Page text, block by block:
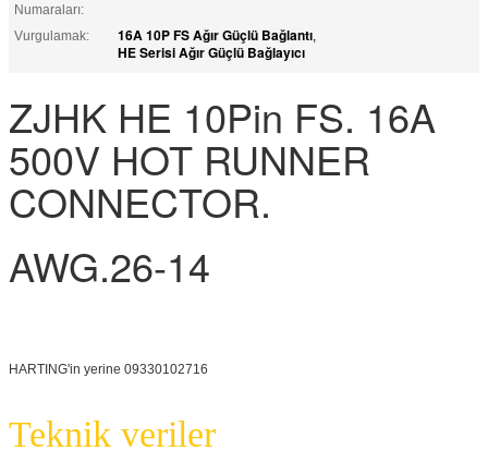
Numaraları:
Vurgulamak: 16A 10P FS Ağır Güçlü Bağlantı,
HE Serisi Ağır Güçlü Bağlayıcı
ZJHK HE 10Pin FS. 16A
500V HOT RUNNER
CONNECTOR.
AWG.26-14
HARTING'in yerine 09330102716
Teknik veriler